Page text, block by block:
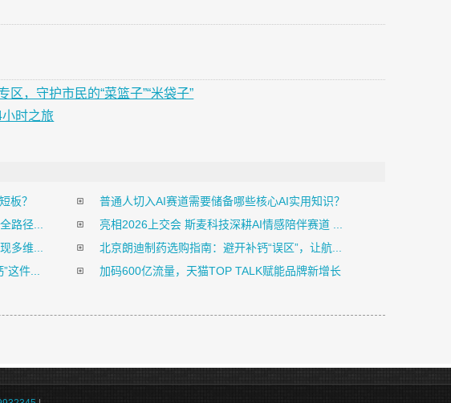
，守护市民的“菜篮子”“米袋子”
时之旅
板？
普通人切入AI赛道需要储备哪些核心AI实用知识？
路径...
亮相2026上交会 斯麦科技深耕AI情感陪伴赛道 ...
多维...
北京朗迪制药选购指南：避开补钙“误区”，让航...
这件...
加码600亿流量，天猫TOP TALK赋能品牌新增长